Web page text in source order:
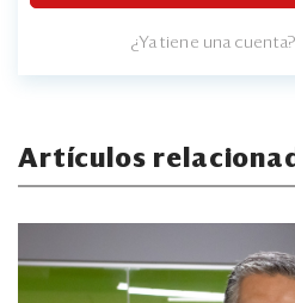
¿Ya tiene una cuenta?
Artículos